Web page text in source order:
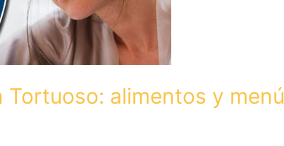
Tortuoso: alimentos y menú